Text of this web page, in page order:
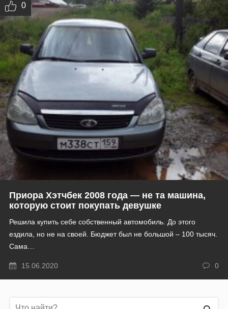
0
Приора Хэтчбек 2008 года — не та машина,
которую стоит покупать девушке
Решила купить себе собственный автомобиль. До этого
ездила, но не на своей. Бюджет был не большой – 100 тысяч.
Сама…
15.06.2020 0